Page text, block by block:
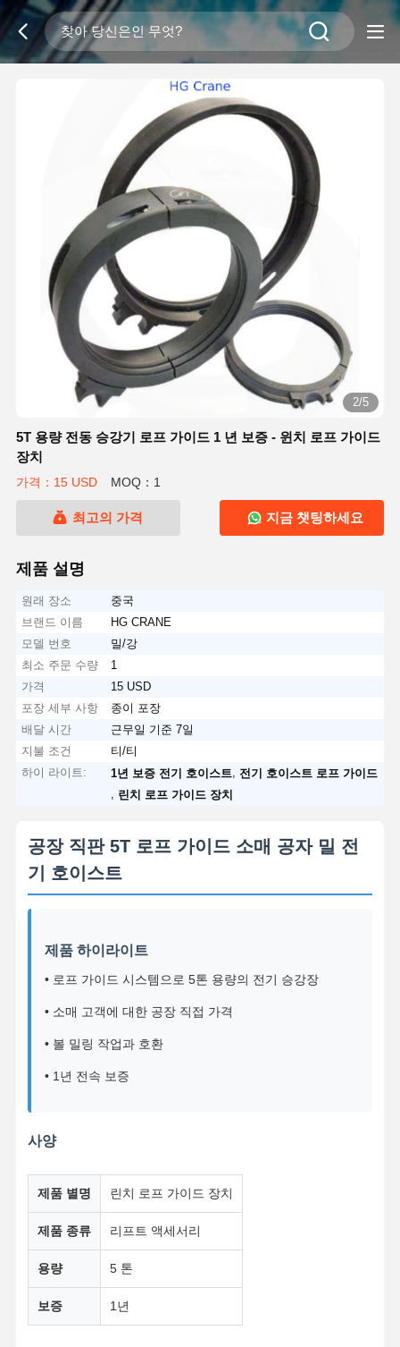
2/5
5T 용량 전동 승강기 로프 가이드 1 년 보증 - 윈치 로프 가이드
장치
가격：15 USD MOQ：1
최고의 가격 지금 챗팅하세요
제품 설명
원래 장소
중국
브랜드 이름
HG CRANE
모델 번호
밀/강
최소 주문 수량
1
가격
15 USD
포장 세부 사항
종이 포장
배달 시간
근무일 기준 7일
지불 조건
티/티
하이 라이트:
1년 보증 전기 호이스트
전기 호이스트 로프 가이드
린치 로프 가이드 장치
공장 직판 5T 로프 가이드 소매 공자 밀 전
기 호이스트
제품 하이라이트
• 로프 가이드 시스템으로 5톤 용량의 전기 승강장
• 소매 고객에 대한 공장 직접 가격
• 볼 밀링 작업과 호환
• 1년 전속 보증
사양
제품 별명 린치 로프 가이드 장치
제품 종류 리프트 액세서리
용량 5 톤
보증 1년